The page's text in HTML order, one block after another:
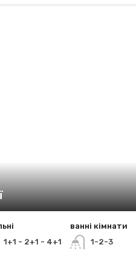
1+1 - 2+1 - 4+1
ванні кімнати
1-2-3